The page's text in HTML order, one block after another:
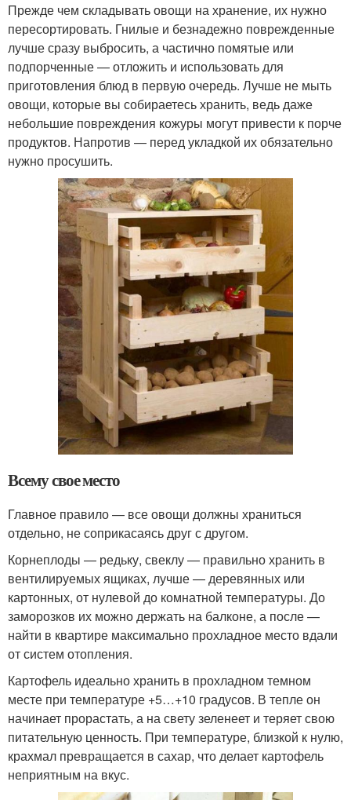
Прежде чем складывать овощи на хранение, их нужно
пересортировать. Гнилые и безнадежно поврежденные
лучше сразу выбросить, а частично помятые или
подпорченные — отложить и использовать для
приготовления блюд в первую очередь. Лучше не мыть
овощи, которые вы собираетесь хранить, ведь даже
небольшие повреждения кожуры могут привести к порче
продуктов. Напротив — перед укладкой их обязательно
нужно просушить.
Всему свое место
Главное правило — все овощи должны храниться
отдельно, не соприкасаясь друг с другом.
Корнеплоды — редьку, свеклу — правильно хранить в
вентилируемых ящиках, лучше — деревянных или
картонных, от нулевой до комнатной температуры. До
заморозков их можно держать на балконе, а после —
найти в квартире максимально прохладное место вдали
от систем отопления.
Картофель идеально хранить в прохладном темном
месте при температуре +5…+10 градусов. В тепле он
начинает прорастать, а на свету зеленеет и теряет свою
питательную ценность. При температуре, близкой к нулю,
крахмал превращается в сахар, что делает картофель
неприятным на вкус.